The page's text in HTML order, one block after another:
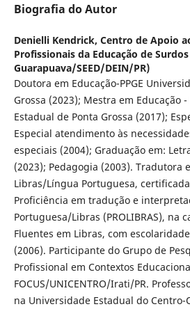
Biografia do Autor
Denielli Kendrick, Centro de Apoio
Profissionais da Educação de
Guarapuava/SEED/DEIN/PR)
Doutora em Educação-PPGE
Grossa (2023); Mestra em Educação -
Estadual de Ponta Grossa (2017);
Especial atendimento às
especiais (2004); Graduação em:
(2023); Pedagogia (2003). Tradutora
Libras/Língua Portuguesa,
Proficiência em tradução e
Portuguesa/Libras (PROLIBRAS), na
Fluentes em Libras, com
(2006). Participante do Grupo de
Profissional em Contextos
FOCUS/UNICENTRO/Irati/PR.
na Universidade Estadual do Centro-